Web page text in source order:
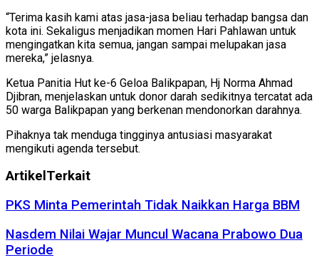
“Terima kasih kami atas jasa-jasa beliau terhadap bangsa dan
kota ini. Sekaligus menjadikan momen Hari Pahlawan untuk
mengingatkan kita semua, jangan sampai melupakan jasa
mereka,” jelasnya.
Ketua Panitia Hut ke-6 Geloa Balikpapan, Hj Norma Ahmad
Djibran, menjelaskan untuk donor darah sedikitnya tercatat ada
50 warga Balikpapan yang berkenan mendonorkan darahnya.
Pihaknya tak menduga tingginya antusiasi masyarakat
mengikuti agenda tersebut.
Artikel Terkait
PKS Minta Pemerintah Tidak Naikkan Harga BBM
Nasdem Nilai Wajar Muncul Wacana Prabowo Dua
Periode